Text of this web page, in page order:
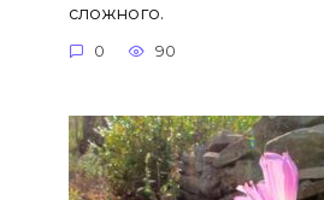
сложного.
0 90